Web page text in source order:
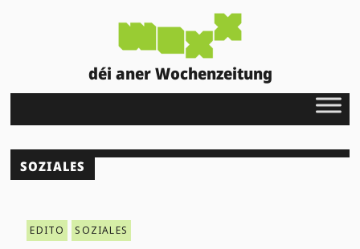
déi aner Wochenzeitung
SOZIALES
EDITO SOZIALES